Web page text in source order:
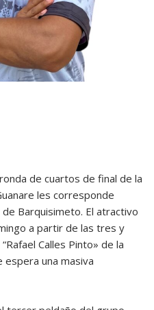
de cuartos de final de la
les corresponde
Barquisimeto. El atractivo
a partir de las tres y
Calles Pinto» de la
una masiva